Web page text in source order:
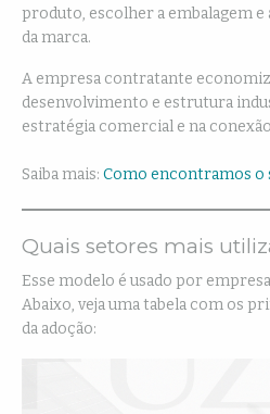
produto, escolher a embalagem e
da marca.
A empresa contratante
desenvolvimento e estrutura
estratégia comercial e na
Saiba mais: Como encontramos o
Quais setores mais
Esse modelo é usado por
Abaixo, veja uma tabela com os
da adoção: